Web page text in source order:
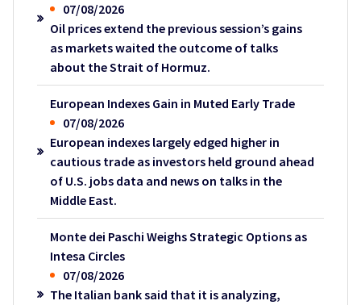
07/08/2026
Oil prices extend the previous session’s gains
as markets waited the outcome of talks
about the Strait of Hormuz.
European Indexes Gain in Muted Early Trade
07/08/2026
European indexes largely edged higher in
cautious trade as investors held ground ahead
of U.S. jobs data and news on talks in the
Middle East.
Monte dei Paschi Weighs Strategic Options as
Intesa Circles
07/08/2026
The Italian bank said that it is analyzing,